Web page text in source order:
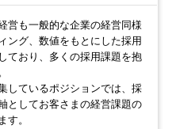
営も一般的な企業の経営同様
ング、数値をもとにした採用
ており、多くの採用課題を抱
しているポジションでは、採
としてお客さまの経営課題の
す。